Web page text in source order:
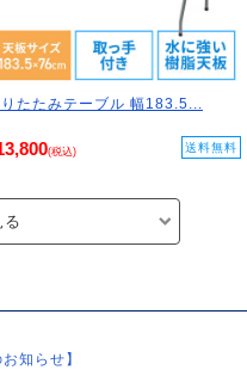
たたみテーブル 幅183.5...
(税込) 送料無料
る
知らせ】